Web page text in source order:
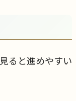
ると進めやすい